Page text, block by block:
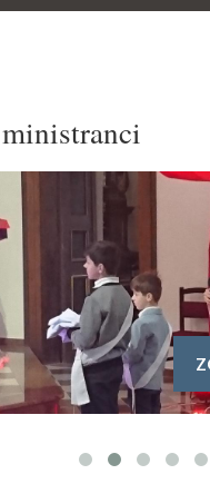
9236 0008 0012 8645